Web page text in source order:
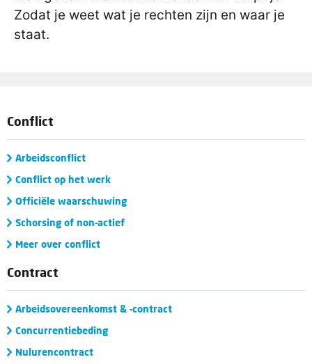
Zodat je weet wat je rechten zijn en waar je
staat.
Conflict
Arbeidsconflict
Conflict op het werk
Officiële waarschuwing
Schorsing of non-actief
Meer over conflict
Contract
Arbeidsovereenkomst & -contract
Concurrentiebeding
Nulurencontract